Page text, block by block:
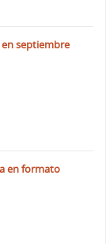
septiembre
en formato